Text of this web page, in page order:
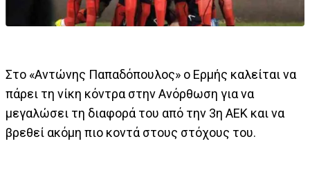
Στο «Αντώνης Παπαδόπουλος» ο Ερμής καλείται να
πάρει τη νίκη κόντρα στην Ανόρθωση για να
μεγαλώσει τη διαφορά του από την 3η ΑΕΚ και να
βρεθεί ακόμη πιο κοντά στους στόχους του.